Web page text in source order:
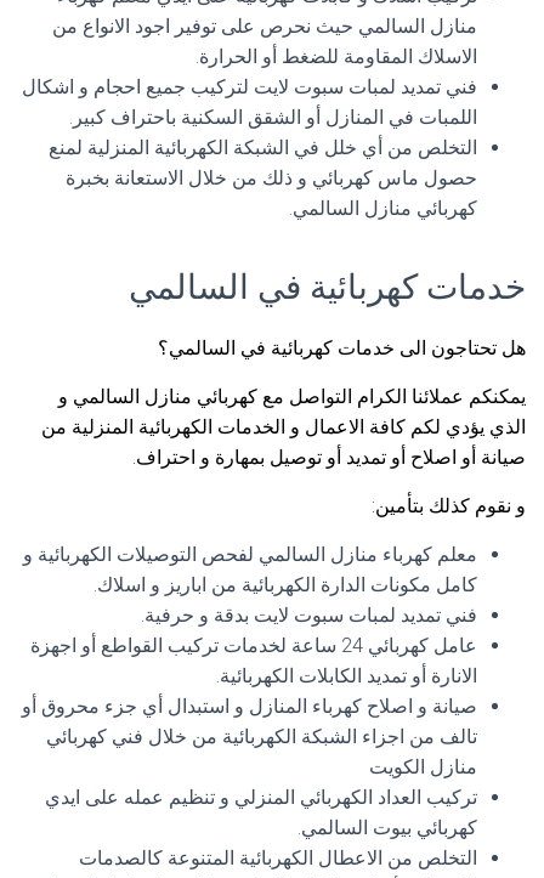
منازل السالمي حيث نحرص على توفير اجود الانواع من
الاسلاك المقاومة للضغط أو الحرارة.
فني تمديد لمبات سبوت لايت لتركيب جميع احجام و اشكال
اللمبات في المنازل أو الشقق السكنية باحتراف كبير.
التخلص من أي خلل في الشبكة الكهربائية المنزلية لمنع
حصول ماس كهربائي و ذلك من خلال الاستعانة بخبرة
كهربائي منازل السالمي.
خدمات كهربائية في السالمي
هل تحتاجون الى خدمات كهربائية في السالمي؟
يمكنكم عملائنا الكرام التواصل مع كهربائي منازل السالمي و
الذي يؤدي لكم كافة الاعمال و الخدمات الكهربائية المنزلية من
صيانة أو اصلاح أو تمديد أو توصيل بمهارة و احتراف.
و نقوم كذلك بتأمين:
معلم كهرباء منازل السالمي لفحص التوصيلات الكهربائية و
كامل مكونات الدارة الكهربائية من اباريز و اسلاك.
فني تمديد لمبات سبوت لايت بدقة و حرفية.
عامل كهربائي 24 ساعة لخدمات تركيب القواطع أو اجهزة
الانارة أو تمديد الكابلات الكهربائية.
صيانة و اصلاح كهرباء المنازل و استبدال أي جزء محروق أو
تالف من اجزاء الشبكة الكهربائية من خلال فني كهربائي
منازل الكويت
تركيب العداد الكهربائي المنزلي و تنظيم عمله على ايدي
كهربائي بيوت السالمي.
التخلص من الاعطال الكهربائية المتنوعة كالصدمات